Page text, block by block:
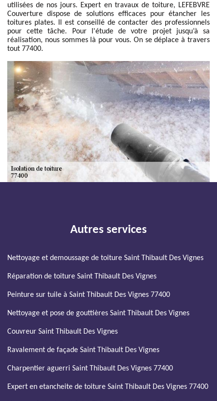
utilisées de nos jours. Expert en travaux de toiture, LEFEBVRE
Couverture dispose de solutions efficaces pour étancher les
toitures plates. Il est conseillé de contacter des professionnels
pour cette tâche. Pour l'étude de votre projet jusqu’à sa
réalisation, nous sommes là pour vous. On se déplace à travers
tout 77400.
Autres services
Nettoyage et demoussage de toiture Saint Thibault Des Vignes
Réparation de toiture Saint Thibault Des Vignes
Peinture sur tuile à Saint Thibault Des Vignes 77400
Nettoyage et pose de gouttières Saint Thibault Des Vignes
Couvreur Saint Thibault Des Vignes
Ravalement de façade Saint Thibault Des Vignes
Charpentier aguerri Saint Thibault Des Vignes 77400
Expert en etancheite de toiture Saint Thibault Des Vignes 77400